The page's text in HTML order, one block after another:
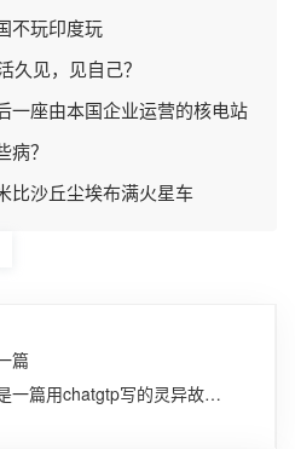
不玩印度玩
久见，见自己？
一座由本国企业运营的核电站
？
比沙丘尘埃布满火星车
篇
一篇用chatgtp写的灵异故事